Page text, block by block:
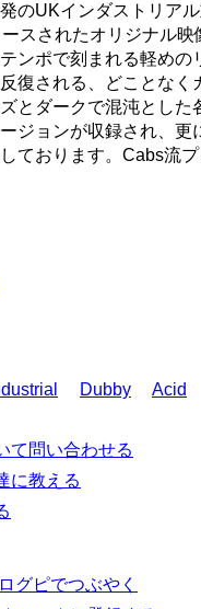
のUKインダストリア
スされたオリジナル映
ンポで刻まれる軽めの
復される、どことなく
とダークで混沌とした
ジョンが収録され、更
ております。Cabs流
Dubby Acid
て問い合わせる
に教える
グピでつぶやく